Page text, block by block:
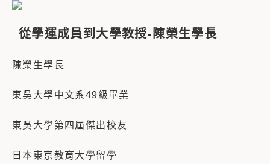
從學運成員到大學教授-陳榮生學長
陳榮生學長
東吳大學中文系49級畢業
東吳大學第四屆傑出校友
日本東京教育大學留學